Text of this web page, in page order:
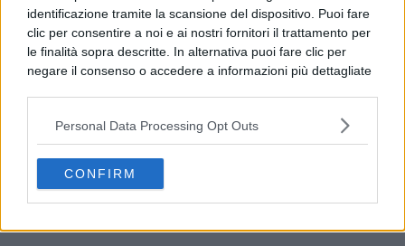
identificazione tramite la scansione del dispositivo. Puoi fare
clic per consentire a noi e ai nostri fornitori il trattamento per
le finalità sopra descritte. In alternativa puoi fare clic per
negare il consenso o accedere a informazioni più dettagliate
possono non richiedere il tuo consenso, ma hai il diritto di
opporti a tale trattamento. Le tue preferenze si
preferenze in qualsiasi momento ritornando su questo sito o
consultando la nostrainformativa sulla riservatezza.
Personal Data Processing Opt Outs
CONFIRM
Guasto all’Acquedotto Campano, stop all’acqua